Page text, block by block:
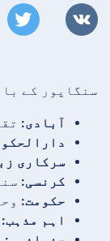
سنگاپور کے
آبادی:
سرکاری
کرنسی:
حکومت:
اہم مذہب: